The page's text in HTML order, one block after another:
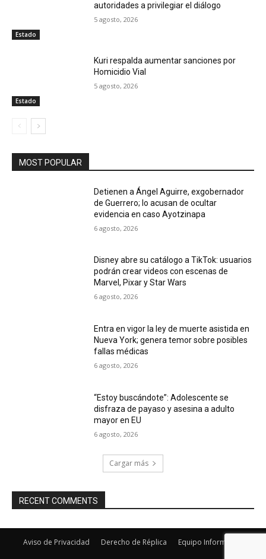
Estado
autoridades a privilegiar el diálogo
5 agosto, 2026
Estado
Kuri respalda aumentar sanciones por
Homicidio Vial
5 agosto, 2026
MOST POPULAR
Detienen a Ángel Aguirre, exgobernador
de Guerrero; lo acusan de ocultar
evidencia en caso Ayotzinapa
6 agosto, 2026
Disney abre su catálogo a TikTok: usuarios
podrán crear videos con escenas de
Marvel, Pixar y Star Wars
6 agosto, 2026
Entra en vigor la ley de muerte asistida en
Nueva York; genera temor sobre posibles
fallas médicas
6 agosto, 2026
“Estoy buscándote”: Adolescente se
disfraza de payaso y asesina a adulto
mayor en EU
6 agosto, 2026
Cargar más
RECENT COMMENTS
Aviso de Privacidad Derecho de Réplica Equipo Informativo